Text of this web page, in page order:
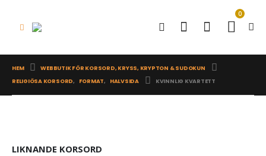
0
HEM
WEBBUTIK FÖR KORSORD, KRYSS, KRYPTON & SUDOKUN
RELIGIÖSA KORSORD, FORMAT, HALVSIDA KVINNLIG KVARTETT
LIKNANDE KORSORD